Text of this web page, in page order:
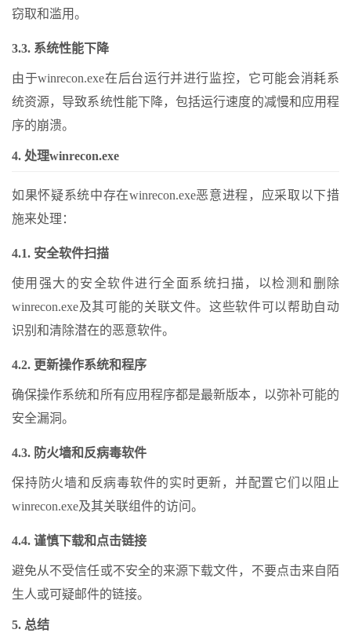
窃取和滥用。
3.3. 系统性能下降
由于winrecon.exe在后台运行并进行监控，它可能会消耗系
统资源，导致系统性能下降，包括运行速度的减慢和应用程
序的崩溃。
4. 处理winrecon.exe
如果怀疑系统中存在winrecon.exe恶意进程，应采取以下措
施来处理：
4.1. 安全软件扫描
使用强大的安全软件进行全面系统扫描，以检测和删除
winrecon.exe及其可能的关联文件。这些软件可以帮助自动
识别和清除潜在的恶意软件。
4.2. 更新操作系统和程序
确保操作系统和所有应用程序都是最新版本，以弥补可能的
安全漏洞。
4.3. 防火墙和反病毒软件
保持防火墙和反病毒软件的实时更新，并配置它们以阻止
winrecon.exe及其关联组件的访问。
4.4. 谨慎下载和点击链接
避免从不受信任或不安全的来源下载文件，不要点击来自陌
生人或可疑邮件的链接。
5. 总结